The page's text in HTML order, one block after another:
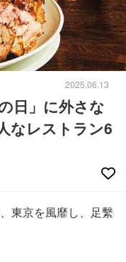
2025.06.13
日」に外さな
なレストラン6
東京を風靡し、足繫